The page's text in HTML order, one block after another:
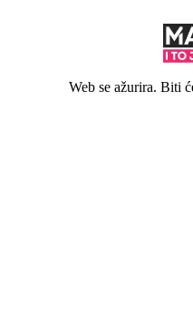
Web se ažurira. Biti